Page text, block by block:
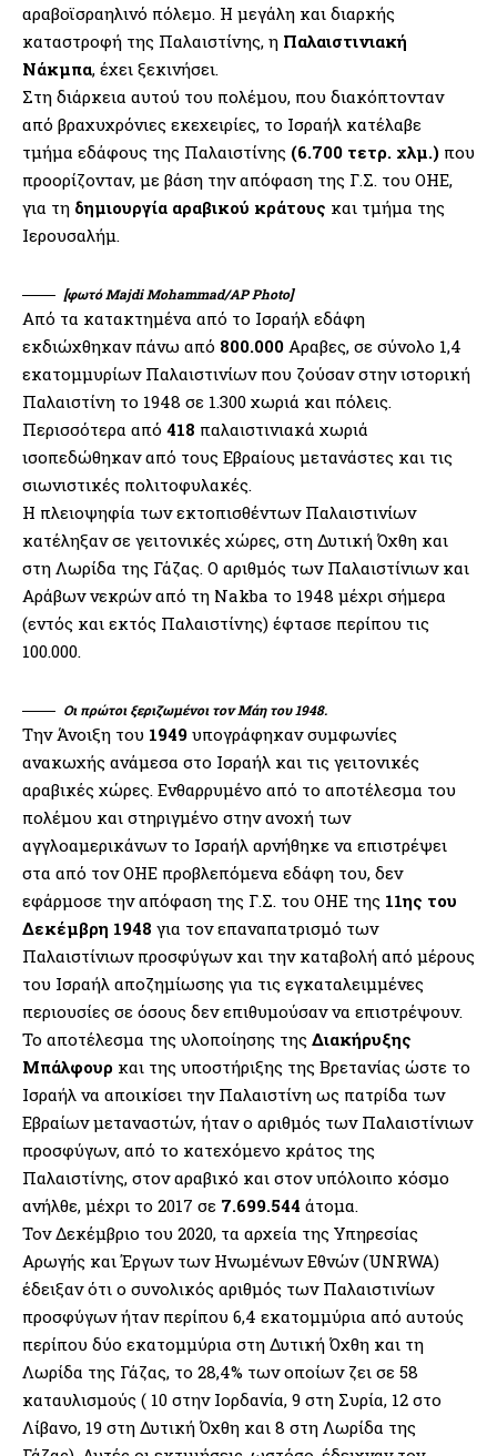
αραβοϊσραηλινό πόλεμο. Η μεγάλη και διαρκής
καταστροφή της Παλαιστίνης, η Παλαιστινιακή
Νάκμπα, έχει ξεκινήσει.
Στη διάρκεια αυτού του πολέμου, που διακόπτονταν
από βραχυχρόνιες εκεχειρίες, το Ισραήλ κατέλαβε
τμήμα εδάφους της Παλαιστίνης (6.700 τετρ. χλμ.) που
προορίζονταν, με βάση την απόφαση της Γ.Σ. του ΟΗΕ,
για τη δημιουργία αραβικού κράτους και τμήμα της
Ιερουσαλήμ.
[φωτό Majdi Mohammad/AP Photo]
Από τα κατακτημένα από το Ισραήλ εδάφη
εκδιώχθηκαν πάνω από 800.000 Αραβες, σε σύνολο 1,4
εκατομμυρίων Παλαιστινίων που ζούσαν στην ιστορική
Παλαιστίνη το 1948 σε 1.300 χωριά και πόλεις.
Περισσότερα από 418 παλαιστινιακά χωριά
ισοπεδώθηκαν από τους Εβραίους μετανάστες και τις
σιωνιστικές πολιτοφυλακές.
Η πλειοψηφία των εκτοπισθέντων Παλαιστινίων
κατέληξαν σε γειτονικές χώρες, στη Δυτική Όχθη και
στη Λωρίδα της Γάζας. Ο αριθμός των Παλαιστίνιων και
Αράβων νεκρών από τη Nakba το 1948 μέχρι σήμερα
(εντός και εκτός Παλαιστίνης) έφτασε περίπου τις
100.000.
Οι πρώτοι ξεριζωμένοι τον Μάη του 1948.
Την Άνοιξη του 1949 υπογράφηκαν συμφωνίες
ανακωχής ανάμεσα στο Ισραήλ και τις γειτονικές
αραβικές χώρες. Ενθαρρυμένο από το αποτέλεσμα του
πολέμου και στηριγμένο στην ανοχή των
αγγλοαμερικάνων το Ισραήλ αρνήθηκε να επιστρέψει
στα από τον ΟΗΕ προβλεπόμενα εδάφη του, δεν
εφάρμοσε την απόφαση της Γ.Σ. του ΟΗΕ της 11ης του
Δεκέμβρη 1948 για τον επαναπατρισμό των
Παλαιστίνιων προσφύγων και την καταβολή από μέρους
του Ισραήλ αποζημίωσης για τις εγκαταλειμμένες
περιουσίες σε όσους δεν επιθυμούσαν να επιστρέψουν.
Το αποτέλεσμα της υλοποίησης της Διακήρυξης
Μπάλφουρ και της υποστήριξης της Βρετανίας ώστε το
Ισραήλ να αποικίσει την Παλαιστίνη ως πατρίδα των
Εβραίων μεταναστών, ήταν ο αριθμός των Παλαιστίνιων
προσφύγων, από το κατεχόμενο κράτος της
Παλαιστίνης, στον αραβικό και στον υπόλοιπο κόσμο
ανήλθε, μέχρι το 2017 σε 7.699.544 άτομα.
Τον Δεκέμβριο του 2020, τα αρχεία της Υπηρεσίας
Αρωγής και Έργων των Ηνωμένων Εθνών (UNRWA)
έδειξαν ότι ο συνολικός αριθμός των Παλαιστινίων
προσφύγων ήταν περίπου 6,4 εκατομμύρια από αυτούς
περίπου δύο εκατομμύρια στη Δυτική Όχθη και τη
Λωρίδα της Γάζας, το 28,4% των οποίων ζει σε 58
καταυλισμούς ( 10 στην Ιορδανία, 9 στη Συρία, 12 στο
Λίβανο, 19 στη Δυτική Όχθη και 8 στη Λωρίδα της